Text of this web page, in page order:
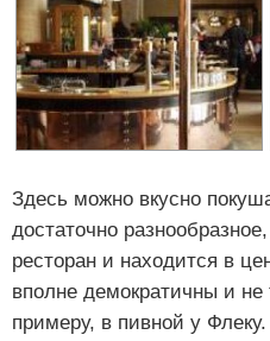
Здесь можно вкусно
достаточно
ресторан и находится в
вполне демократичны и не
примеру, в пивной у